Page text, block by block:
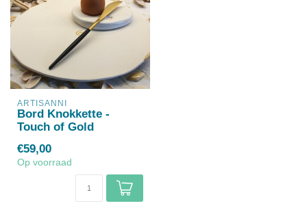
ARTISANNI
Bord Knokkette -
Touch of Gold
€59,00
Op voorraad